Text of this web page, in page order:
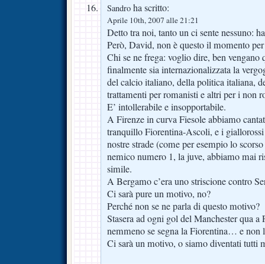
Sandro ha scritto:
Aprile 10th, 2007 alle 21:21
Detto tra noi, tanto un ci sente nessuno:
Però, David, non è questo il momento
Chi se ne frega: voglio dire, ben vengano
finalmente sia internazionalizzata la
del calcio italiano, della politica italiana,
trattamenti per romanisti e altri per i non
E’ intollerabile e insopportabile.
A Firenze in curva Fiesole abbiamo
tranquillo Fiorentina-Ascoli, e i
nostre strade (come per esempio lo
nemico numero 1, la juve, abbiamo mai
simile.
A Bergamo c’era uno striscione contro
Ci sarà pure un motivo, no?
Perché non se ne parla di questo motivo?
Stasera ad ogni gol del Manchester qua a
nemmeno se segna la Fiorentina… e non
Ci sarà un motivo, o siamo diventati tutti